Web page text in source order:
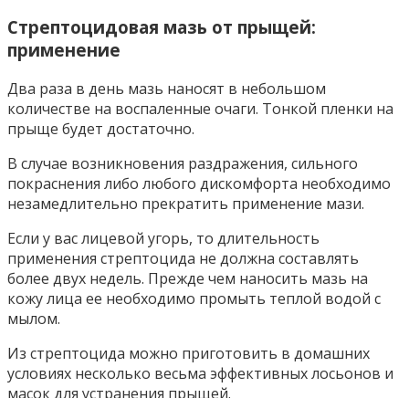
Стрептоцидовая мазь от прыщей:
применение
Два раза в день мазь наносят в небольшом
количестве на воспаленные очаги. Тонкой пленки на
прыще будет достаточно.
В случае возникновения раздражения, сильного
покраснения либо любого дискомфорта необходимо
незамедлительно прекратить применение мази.
Если у вас лицевой угорь, то длительность
применения стрептоцида не должна составлять
более двух недель. Прежде чем наносить мазь на
кожу лица ее необходимо промыть теплой водой с
мылом.
Из стрептоцида можно приготовить в домашних
условиях несколько весьма эффективных лосьонов и
масок для устранения прыщей.